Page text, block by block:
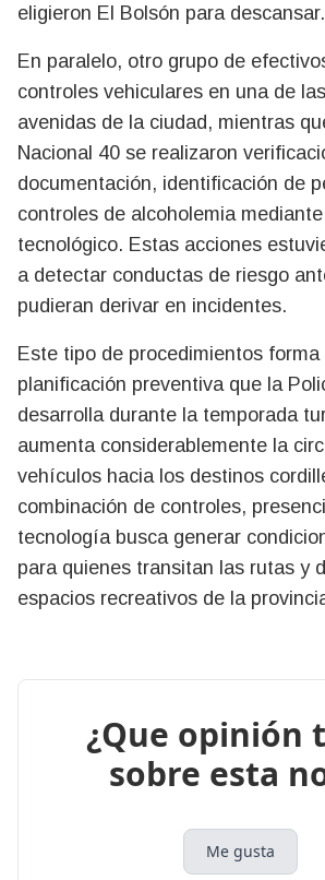
eligieron El Bolsón para descansar.
En paralelo, otro grupo de
controles vehiculares en una de
avenidas de la ciudad, mientras
Nacional 40 se realizaron
documentación, identificación de
controles de alcoholemia
tecnológico. Estas acciones
a detectar conductas de riesgo
pudieran derivar en incidentes.
Este tipo de procedimientos
planificación preventiva que la
desarrolla durante la temporada
aumenta considerablemente la
vehículos hacia los destinos
combinación de controles,
tecnología busca generar
para quienes transitan las rutas y
espacios recreativos de la
¿Que opinión
sobre esta
Me gusta